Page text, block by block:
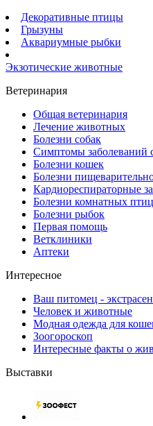
Декоративные птицы
Грызуны
Аквариумные рыбки
Экзотические животные
Ветеринария
Общая ветеринария
Лечение животных
Болезни собак
Симптомы заболеваний
Болезни кошек
Болезни
Кардиореспираторные
Болезни комнатных птиц
Болезни рыбок
Первая помощь
Ветклиники
Аптеки
Интересное
Ваш питомец -
Человек и животные
Модная одежда для
Зоогороскоп
Интересные факты о
Выставки